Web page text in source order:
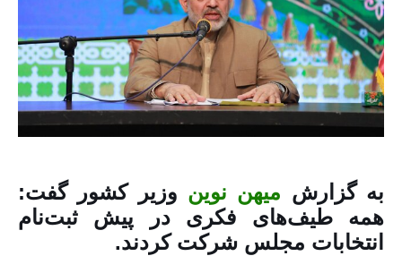
به گزارش میهن نوین وزیر کشور گفت:
همه طیف‌های فکری در پیش ثبت‌نام
انتخابات مجلس شرکت کردند.